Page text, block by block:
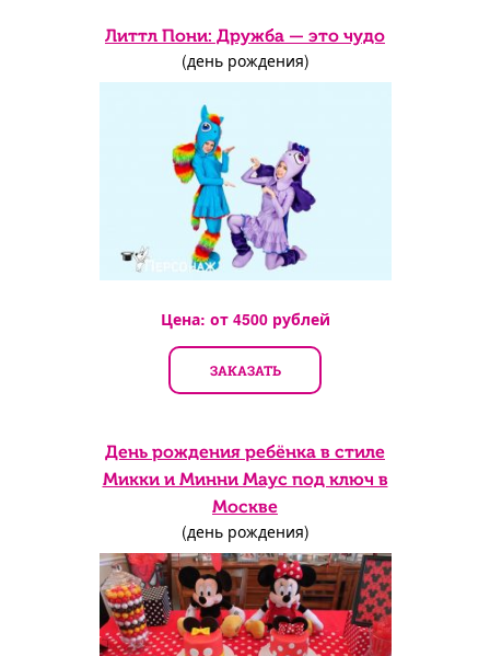
Литтл Пони: Дружба — это чудо
(день рождения)
Цена: от 4500рублей
ЗАКАЗАТЬ
День рождения ребёнка в стиле
Микки и Минни Маус под ключ в
Москве
(день рождения)